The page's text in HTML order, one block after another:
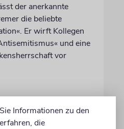
der anerkannte
die beliebte
Er wirft Kollegen
und eine
vor
Informationen zu den
die